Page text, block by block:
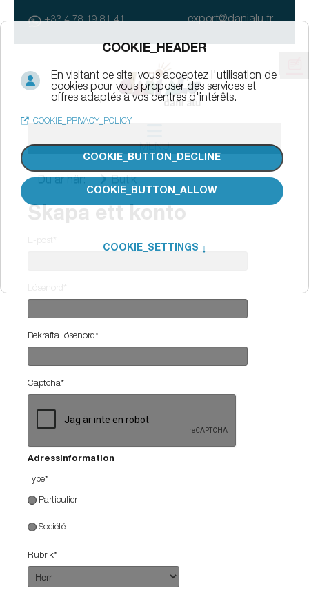
+33 4 78 19 81 41 export@danialu.fr
MENU
Du är här: Butik
Skapa ett konto
Bekräfta lösenord*
Captcha*
Adressinformation
Type*
Particulier
Société
Rubrik*